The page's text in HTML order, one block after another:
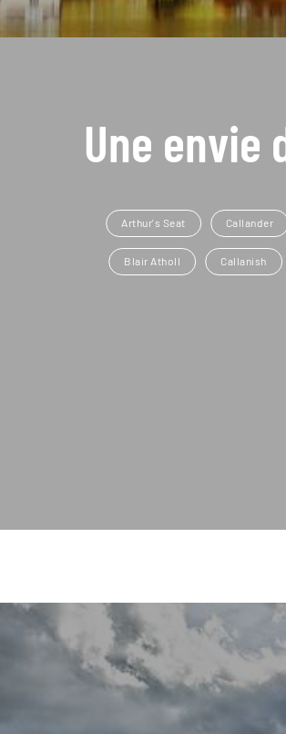
Une envie
Arthur's Seat Callander
Blair Atholl Callanish